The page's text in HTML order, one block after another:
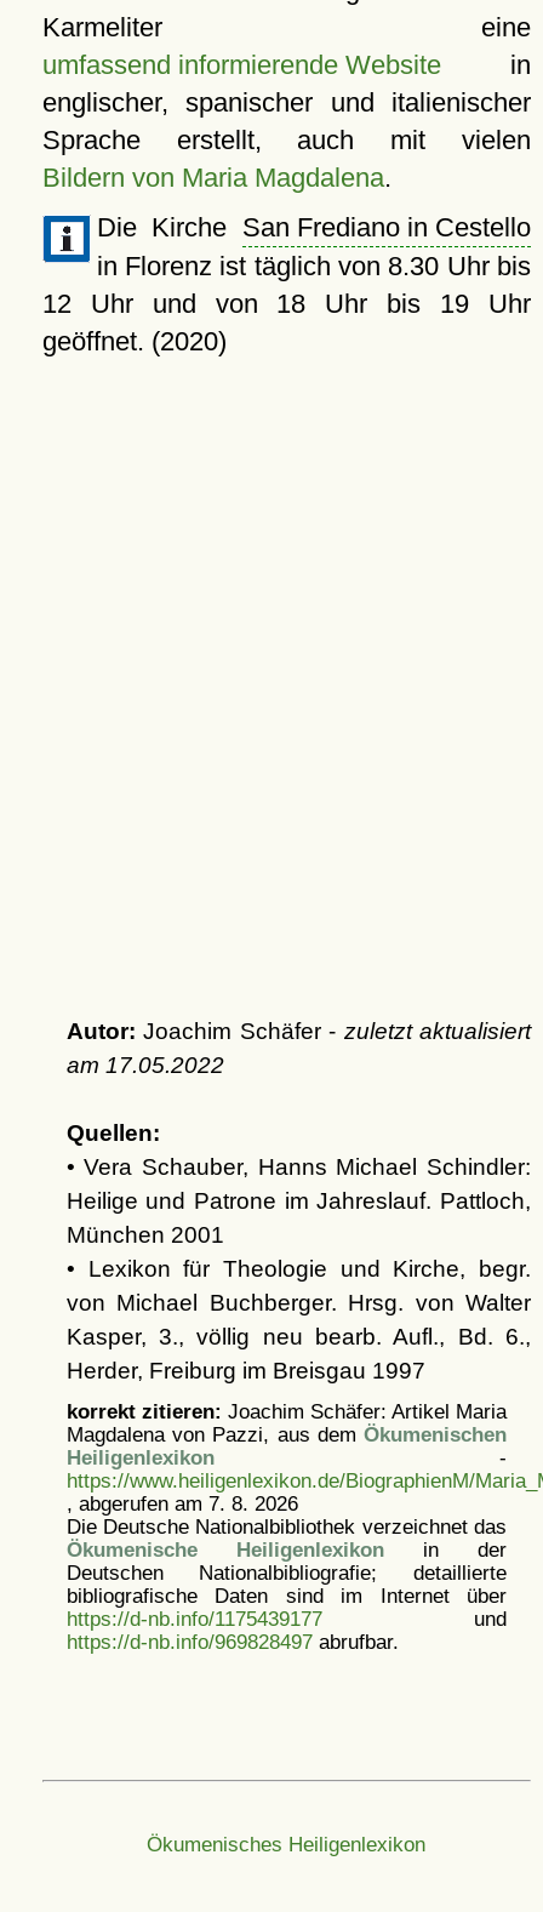
Karmeliter eine
umfassend informierende Websitein
englischer, spanischer und italienischer
Sprache erstellt, auch mit vielen
Bildern von Maria Magdalena.
Die Kirche San Frediano in Cestello
in Florenz ist täglich von 8.30 Uhr bis
12 Uhr und von 18 Uhr bis 19 Uhr
geöffnet. (2020)
Autor: Joachim Schäfer - zuletzt aktualisiert
am 17.05.2022
Quellen:
• Vera Schauber, Hanns Michael Schindler:
Heilige und Patrone im Jahreslauf. Pattloch,
München 2001
• Lexikon für Theologie und Kirche, begr.
von Michael Buchberger. Hrsg. von Walter
Kasper, 3., völlig neu bearb. Aufl., Bd. 6.,
Herder, Freiburg im Breisgau 1997
korrekt zitieren: Joachim Schäfer: Artikel
Maria
Magdalena von Pazzi, aus dem Ökumenischen
Heiligenlexikon-
https://www.heiligenlexikon.de/BiographienM/
, abgerufen am 7. 8. 2026
Die Deutsche Nationalbibliothek verzeichnet das
Ökumenische Heiligenlexikonin der
Deutschen Nationalbibliografie; detaillierte
bibliografische Daten sind im Internet über
https://d-nb.info/1175439177und
https://d-nb.info/969828497abrufbar.
Ökumenisches Heiligenlexikon